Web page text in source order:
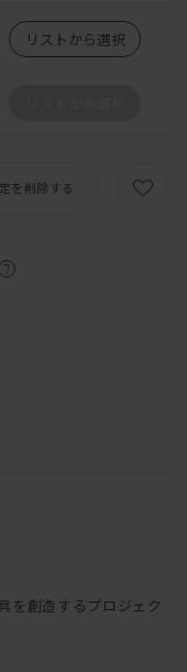
リストから選択
を削除する
を創造するプロジェク